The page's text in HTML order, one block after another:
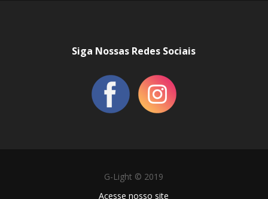
Siga Nossas Redes Sociais
G-Light © 2019
Acesse nosso site